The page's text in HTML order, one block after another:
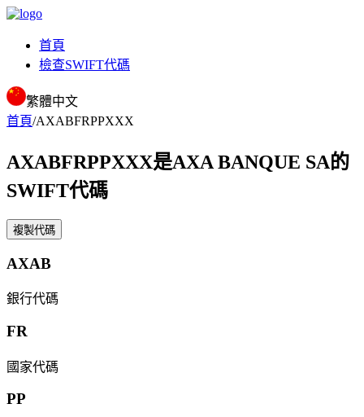
首頁
檢查SWIFT代碼
繁體中文
首頁/AXABFRPPXXX
AXABFRPPXXX是AXA BANQUE SA的
SWIFT代碼
複製代碼
AXAB
銀行代碼
FR
國家代碼
PP